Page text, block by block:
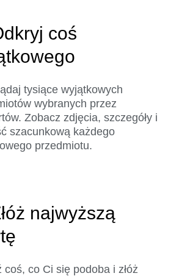
coś
tysiące wyjątkowych
wybranych przez
Zobacz zdjęcia, szczegóły i
szacunkową każdego
przedmiotu.
najwyższą
coś, co Ci się podoba i złóż